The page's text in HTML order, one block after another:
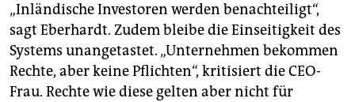
„Inländische Investoren werden benachteiligt“,
sagt Eberhardt. Zudem bleibe die Einseitigkeit des
Systems unangetastet. „Unternehmen bekommen
Rechte, aber keine Pflichten“, kritisiert die CEO-
Frau. Rechte wie diese gelten aber nicht für